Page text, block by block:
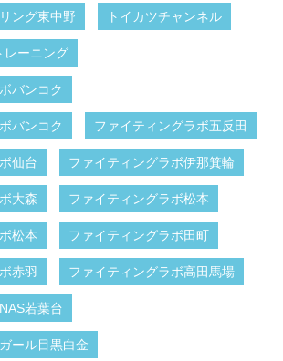
ング東中野 トイカツチャンネル
レーニング
バンコク
バンコク ファイティングラボ五反田
仙台 ファイティングラボ伊那箕輪
大森 ファイティングラボ松本
松本 ファイティングラボ田町
赤羽 ファイティングラボ高田馬場
若葉台
ール目黒白金